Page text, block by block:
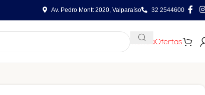
Av. Pedro Montt 2020, Valparaíso 32 2544600
TiendaOfertas